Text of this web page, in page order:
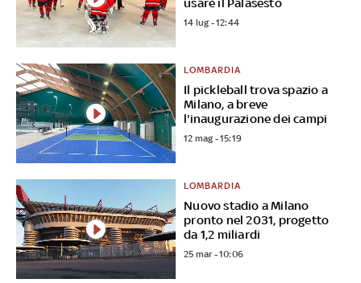
usare il Palasesto
14 lug - 12:44
Il pickleball trova spazio a
Milano, a breve
l'inaugurazione dei campi
LOMBARDIA
12 mag - 15:19
Nuovo stadio a Milano
pronto nel 2031, progetto
da 1,2 miliardi
LOMBARDIA
25 mar - 10:06